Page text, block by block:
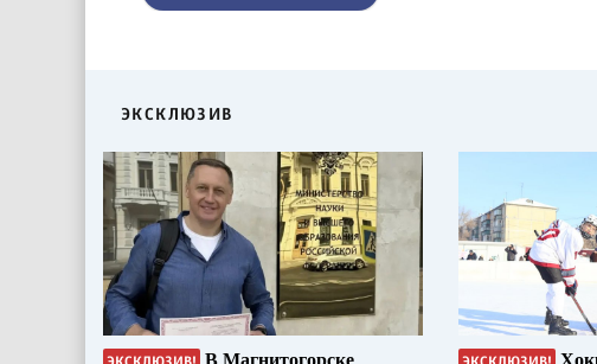
ЭКСКЛЮЗИВ